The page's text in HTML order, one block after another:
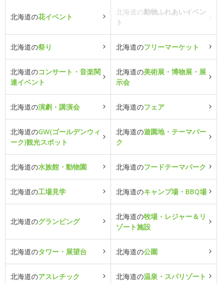
北海道の花イベント
北海道の動物ふれあいイベン
ト
北海道の祭り 北海道のフリーマーケット
北海道のコンサート・音楽関
連イベント
北海道の美術展・博物展・展
示会
北海道の演劇・講演会 北海道のフェア
北海道のGW(ゴールデンウィ
ーク)観光スポット
北海道の遊園地・テーマパー
ク
北海道の水族館・動物園 北海道のフードテーマパーク
北海道の工場見学 北海道のキャンプ場・BBQ場
北海道のグランピング
北海道の牧場・レジャー＆リ
ゾート施設
北海道のタワー・展望台 北海道の公園
北海道のアスレチック 北海道の温泉・スパリゾート